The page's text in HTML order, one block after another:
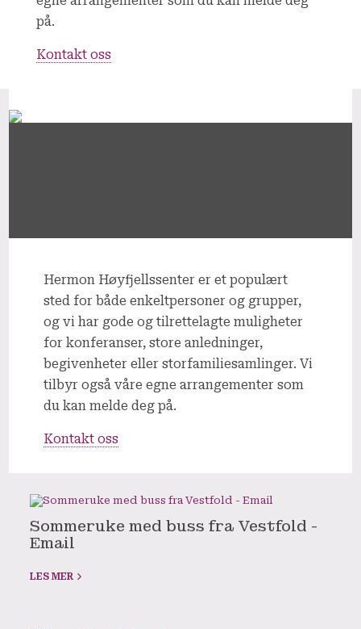
på.
Kontakt oss
Hermon Høyfjellssenter er et populært
sted for både enkeltpersoner og grupper,
og vi har gode og tilrettelagte muligheter
for konferanser, store anledninger,
begivenheter eller storfamiliesamlinger. Vi
tilbyr også våre egne arrangementer som
du kan melde deg på.
Kontakt oss
Sommeruke med buss fra Vestfold -
Email
LES MER